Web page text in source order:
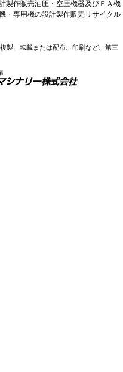
製作販売油圧・空圧機器及びＦＡ機
・専用機の設計製作販売リサイクル
製、転載または配布、印刷など、第三